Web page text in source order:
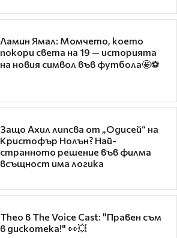
Ламин Ямал: Момчето, което
покори света на 19 — историята
на новия символ във футбола🤩⚽
Защо Ахил липсва от „Одисей“ на
Кристофър Нолън? Най-
странното решение във филма
всъщност има логика
Theo в The Voice Cast: "Правен съм
в дискотека!" 👀💥